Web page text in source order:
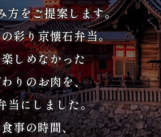
方をご提案します。
彩り京懐石弁当。
しめなかった
りのお肉を、
当にしました。
事の時間、